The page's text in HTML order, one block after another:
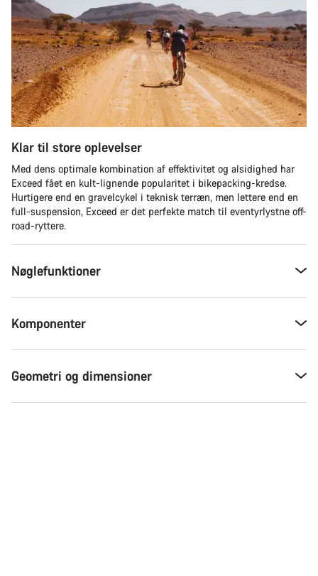
Klar til store oplevelser
Med dens optimale kombination af effektivitet og alsidighed har
Exceed fået en kult-lignende popularitet i bikepacking-kredse.
Hurtigere end en gravelcykel i teknisk terræn, men lettere end en
full-suspension, Exceed er det perfekte match til eventyrlystne off-
road-ryttere.
Nøglefunktioner
Komponenter
Geometri og dimensioner